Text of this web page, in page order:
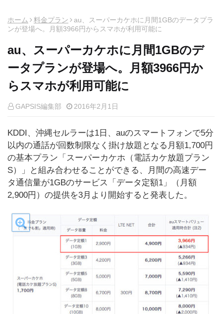
ホーム 料金プラン
au、スーパーカケホに月間1GBのデータプラ
ンが登場へ。月額3966円からスマホが利用可能に
au、スーパーカケホに月間1GBのデ
ータプランが登場へ。月額3966円か
らスマホが利用可能に
GAPSIS編集部 2016年2月1日
KDDI、沖縄セルラーは1日、auのスマートフォンで5分
以内の通話が回数制限なく掛け放題となる月額1,700円
の基本プラン「スーパーカケホ（電話カケ放題プラン
S）」と組み合わせることができる、月間の高速デー
タ通信量が1GBのサービス「データ定額1」（月額
2,900円）の提供を3月より開始すると発表した。